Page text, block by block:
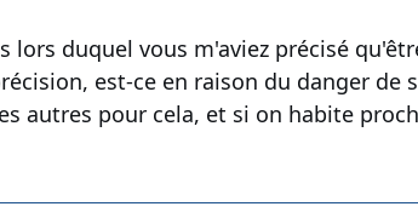
lors duquel vous m'aviez précisé
est-ce en raison du danger de
autres pour cela, et si on habite